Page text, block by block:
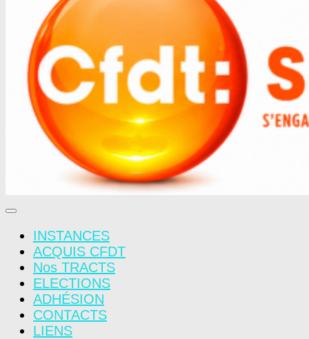
INSTANCES
ACQUIS CFDT
Nos TRACTS
ELECTIONS
ADHÉSION
CONTACTS
LIENS